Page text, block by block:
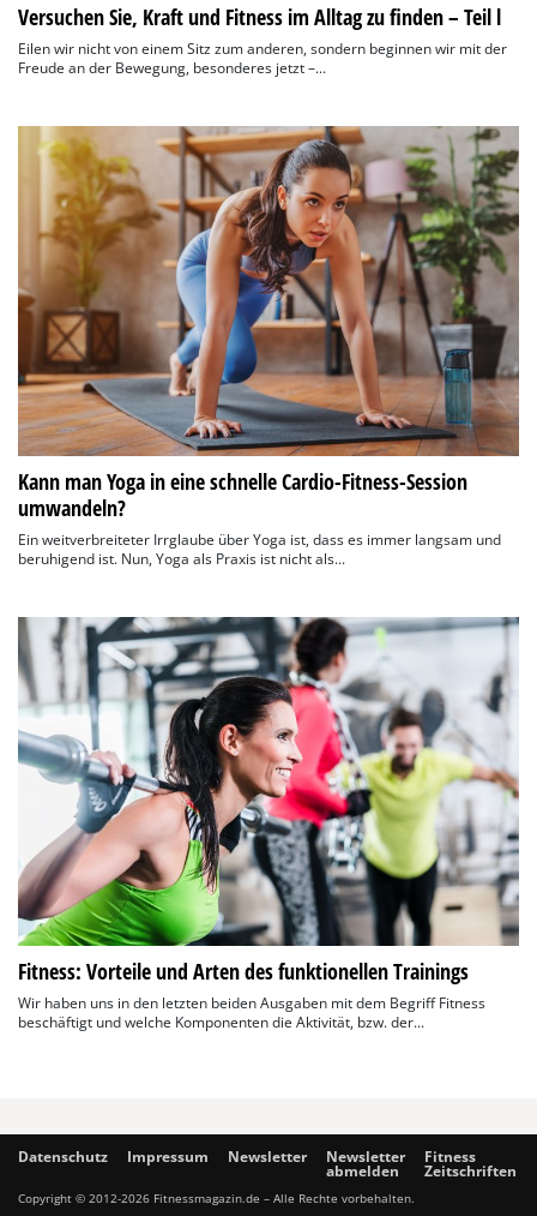
Versuchen Sie, Kraft und Fitness im Alltag zu finden – Teil l
Eilen wir nicht von einem Sitz zum anderen, sondern beginnen wir mit der
Freude an der Bewegung, besonderes jetzt –...
Kann man Yoga in eine schnelle Cardio-Fitness-Session
umwandeln?
Ein weitverbreiteter Irrglaube über Yoga ist, dass es immer langsam und
beruhigend ist. Nun, Yoga als Praxis ist nicht als...
Fitness: Vorteile und Arten des funktionellen Trainings
Wir haben uns in den letzten beiden Ausgaben mit dem Begriff Fitness
beschäftigt und welche Komponenten die Aktivität, bzw. der...
Datenschutz Impressum Newsletter Newsletter
abmelden
Fitness
Zeitschriften
Copyright © 2012-2026 Fitnessmagazin.de – Alle Rechte vorbehalten.